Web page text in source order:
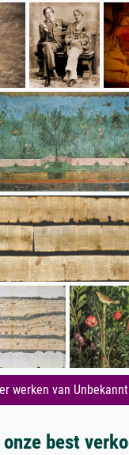
werken van
best